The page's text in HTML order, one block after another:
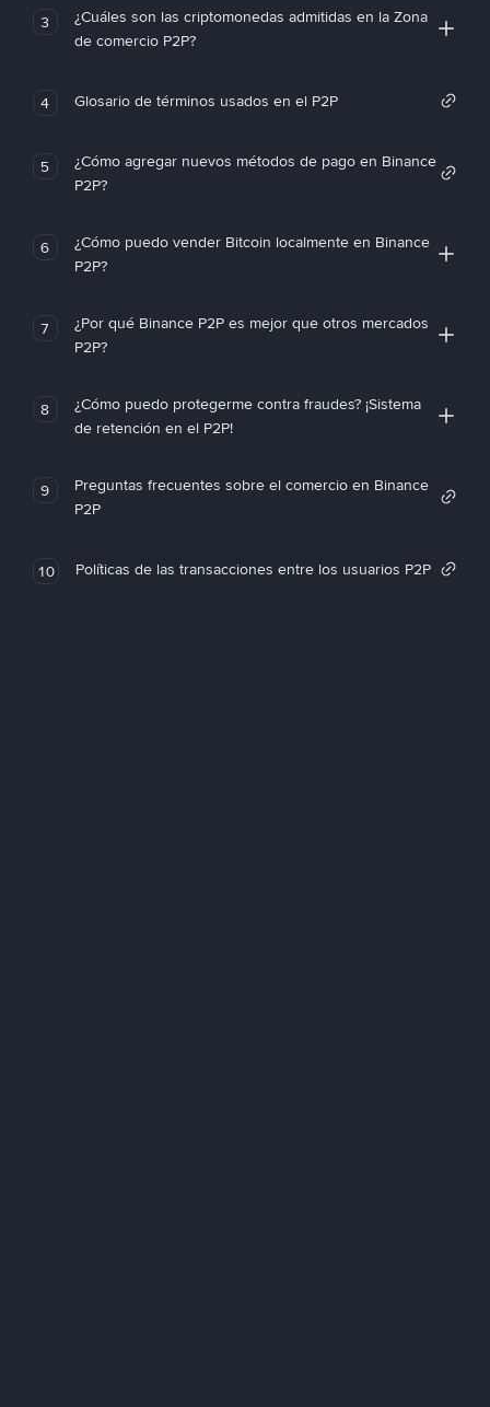
3
¿Cuáles son las criptomonedas admitidas en la Zona
de comercio P2P?
4 Glosario de términos usados en el P2P
5
¿Cómo agregar nuevos métodos de pago en Binance
P2P?
6
¿Cómo puedo vender Bitcoin localmente en Binance
P2P?
7
¿Por qué Binance P2P es mejor que otros mercados
P2P?
8
¿Cómo puedo protegerme contra fraudes? ¡Sistema
de retención en el P2P!
9
Preguntas frecuentes sobre el comercio en Binance
P2P
10 Políticas de las transacciones entre los usuarios P2P